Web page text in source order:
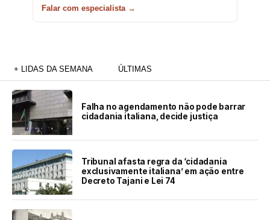
Falar com especialista →
+ LIDAS DA SEMANA ÚLTIMAS
Falha no agendamento não pode barrar
cidadania italiana, decide justiça
Tribunal afasta regra da ‘cidadania
exclusivamente italiana’ em ação entre
Decreto Tajani e Lei 74